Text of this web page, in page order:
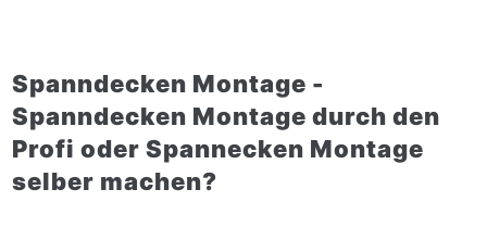
Spanndecken Montage -
Spanndecken Montage durch den
Profi oder Spannecken Montage
selber machen?